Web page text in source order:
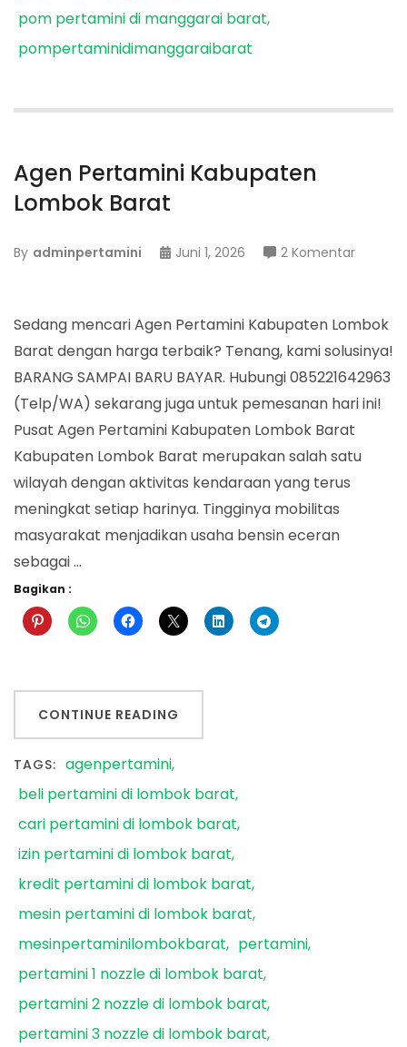
pom pertamini di manggarai barat
pompertaminidimanggaraibarat
Agen Pertamini Kabupaten
Lombok Barat
By adminpertamini Juni 1, 2026 2 Komentarpada
Lombok
Barat
Sedang mencari Agen Pertamini Kabupaten Lombok
Barat dengan harga terbaik? Tenang, kami solusinya!
BARANG SAMPAI BARU BAYAR. Hubungi 085221642963
(Telp/WA) sekarang juga untuk pemesanan hari ini!
Pusat Agen Pertamini Kabupaten Lombok Barat
Kabupaten Lombok Barat merupakan salah satu
wilayah dengan aktivitas kendaraan yang terus
meningkat setiap harinya. Tingginya mobilitas
masyarakat menjadikan usaha bensin eceran
sebagai …
Bagikan :
CONTINUE READING
TAGS: agenpertamini
beli pertamini di lombok barat
cari pertamini di lombok barat
izin pertamini di lombok barat
kredit pertamini di lombok barat
mesin pertamini di lombok barat
mesinpertaminilombokbarat
pertamini
pertamini 1 nozzle di lombok barat
pertamini 2 nozzle di lombok barat
pertamini 3 nozzle di lombok barat